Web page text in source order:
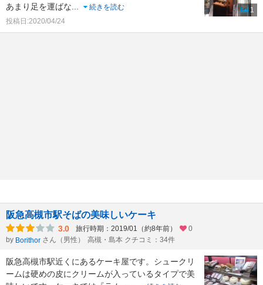
あまり足を運ばな...
続きを読む
投稿日:2020/04/24
1
阪急高槻市駅そばの美味しいケーキ
3.0 旅行時期：2019/01（約8年前）
0
by Borithor さん（男性） 高槻・島本 クチコミ：34件
阪急高槻市駅近くにあるケーキ屋です。シュークリ
ームは硬めの皮にクリームが入っているタイプで美